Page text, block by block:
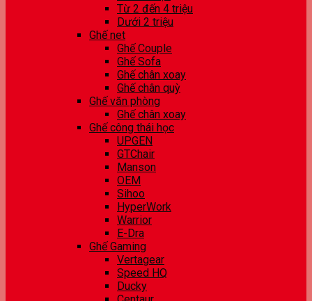
Từ 2 đến 4 triệu
Dưới 2 triệu
Ghế net
Ghế Couple
Ghế Sofa
Ghế chân xoay
Ghế chân quỳ
Ghế văn phòng
Ghế chân xoay
Ghế công thái học
UPGEN
GTChair
Manson
OEM
Sihoo
HyperWork
Warrior
E-Dra
Ghế Gaming
Vertagear
Speed HQ
Ducky